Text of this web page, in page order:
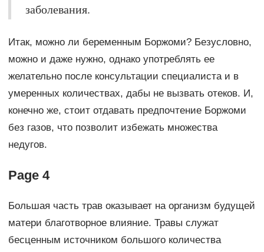
заболевания.
Итак, можно ли беременным Боржоми? Безусловно,
можно и даже нужно, однако употреблять ее
желательно после консультации специалиста и в
умеренных количествах, дабы не вызвать отеков. И,
конечно же, стоит отдавать предпочтение Боржоми
без газов, что позволит избежать множества
недугов.
Page 4
Большая часть трав оказывает на организм будущей
матери благотворное влияние. Травы служат
бесценным источником большого количества